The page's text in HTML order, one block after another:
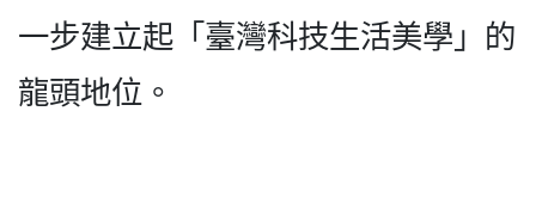
一步建立起「臺灣科技生活美學」的
龍頭地位。